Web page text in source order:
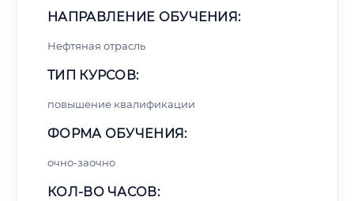
НАПРАВЛЕНИЕ ОБУЧЕНИЯ:
Нефтяная отрасль
ТИП КУРСОВ:
повышение квалификации
ФОРМА ОБУЧЕНИЯ:
очно-заочно
КОЛ-ВО ЧАСОВ: